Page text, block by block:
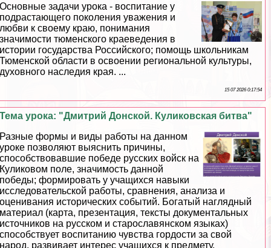
Основные задачи урока - воспитание у
подрастающего поколения уважения и
любви к своему краю, понимания
значимости тюменского краеведения в
истории государства Российского; помощь школьникам
Тюменской области в освоении региональной культуры,
духовного наследия края. ...
15 07 2026 0:17:54
Тема урока: "Дмитрий Донской. Куликовская битва"
Разные формы и виды работы на данном
уроке позволяют выяснить причины,
способствовавшие победе русских войск на
Куликовом поле, значимость данной
победы; формировать у учащихся навыки
исследовательской работы, сравнения, анализа и
оценивания исторических событий. Богатый наглядный
материал (карта, презентация, тексты документальных
источников на русском и старославянском языках)
способствует воспитанию чувства гордости за свой
народ, развивает интерес учащихся к предмету.